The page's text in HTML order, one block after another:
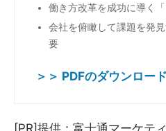
働き方改革を成功に導く「
会社を俯瞰して課題を発
要
＞＞ PDFのダウンロー
[PR]提供：富士通マーケテ